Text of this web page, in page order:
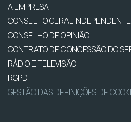
A EMPRESA
CONSELHO GERAL INDEPENDENTE
CONSELHO DE OPINIÃO
CONTRATO DE CONCESSÃO DO
RÁDIO E TELEVISÃO
RGPD
GESTÃO DAS DEFINIÇÕES DE